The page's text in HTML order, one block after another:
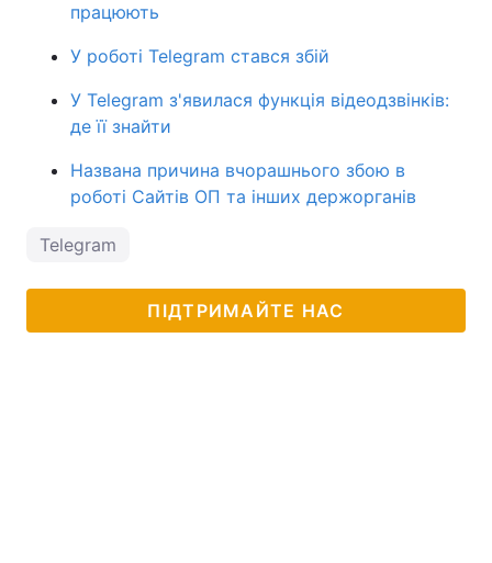
працюють
У роботі Telegram стався збій
У Telegram з'явилася функція відеодзвінків:
де її знайти
Названа причина вчорашнього збою в
роботі Сайтів ОП та інших держорганів
Telegram
ПІДТРИМАЙТЕ НАС